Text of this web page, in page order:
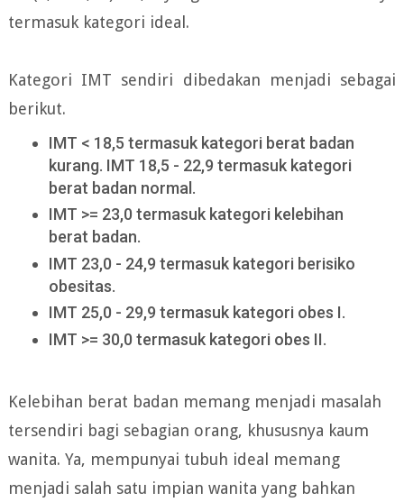
termasuk kategori ideal.
Kategori IMT sendiri dibedakan menjadi sebagai
berikut.
IMT < 18,5 termasuk kategori berat badan
kurang. IMT 18,5 - 22,9 termasuk kategori
berat badan normal.
IMT >= 23,0 termasuk kategori kelebihan
berat badan.
IMT 23,0 - 24,9 termasuk kategori berisiko
obesitas.
IMT 25,0 - 29,9 termasuk kategori obes I.
IMT >= 30,0 termasuk kategori obes II.
Kelebihan berat badan memang menjadi masalah
tersendiri bagi sebagian orang, khususnya kaum
wanita. Ya, mempunyai tubuh ideal memang
menjadi salah satu impian wanita yang bahkan